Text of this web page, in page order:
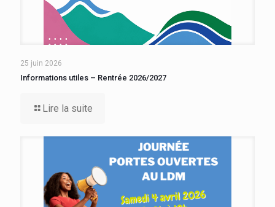
25 juin 2026
Informations utiles – Rentrée 2026/2027
Lire la suite